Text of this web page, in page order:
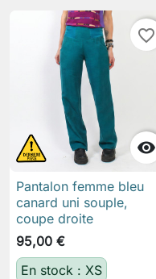

favorite_border
Pantalon femme bleu
canard uni souple,
coupe droite
95,00 €
En stock : XS